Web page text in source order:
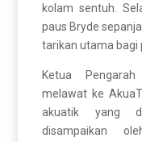
kolam sentuh.
paus Bryde
tarikan utama bagi
Ketua
melawat ke
akuatik yang
disampaikan